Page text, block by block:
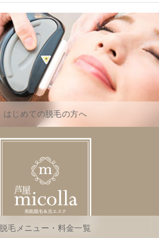
はじめての脱毛の方へ
脱毛メニュー・料金一覧